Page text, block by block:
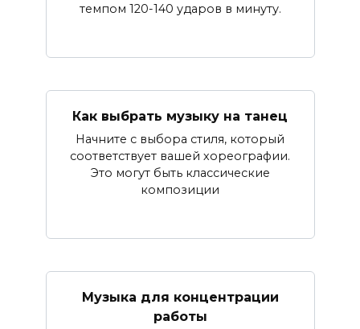
темпом 120-140 ударов в минуту.
Как выбрать музыку на танец
Начните с выбора стиля, который
соответствует вашей хореографии.
Это могут быть классические
композиции
Музыка для концентрации
работы